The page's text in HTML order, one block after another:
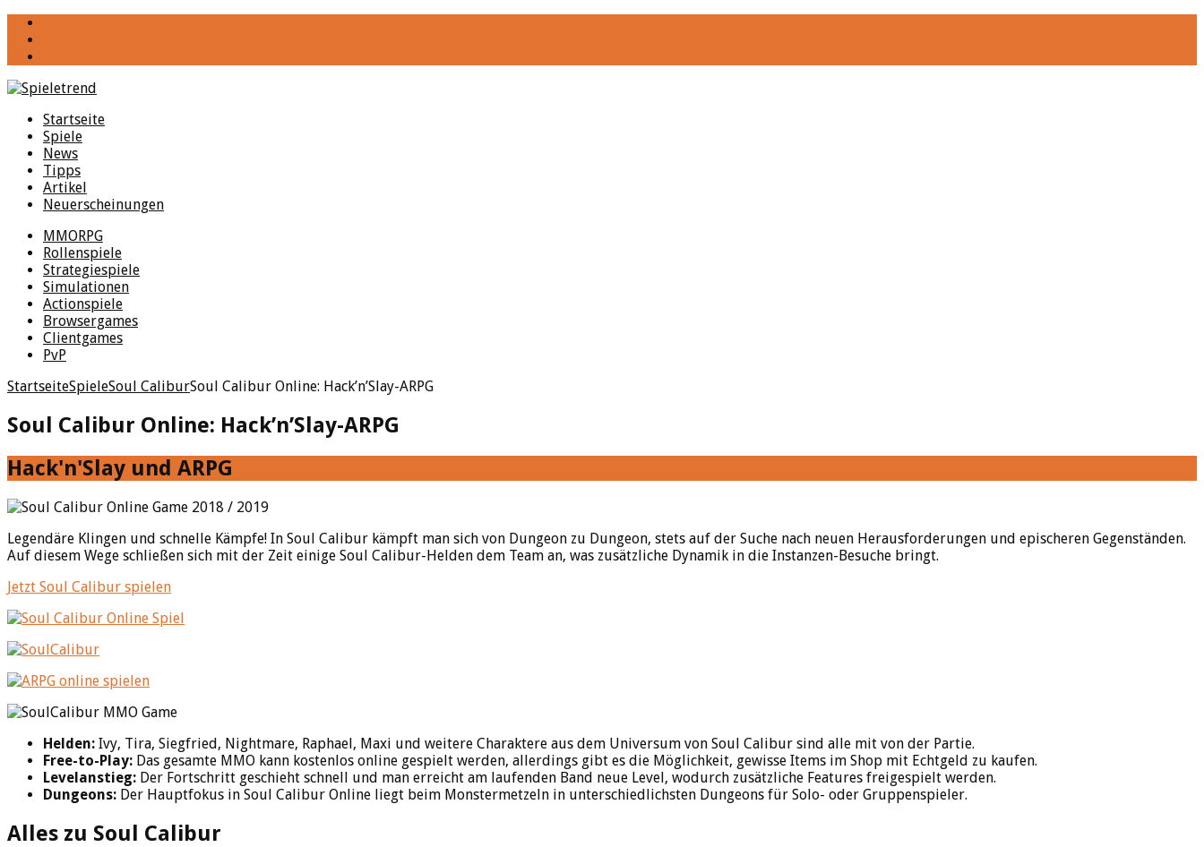
Startseite
Spiele
News
Tipps
Artikel
Neuerscheinungen
MMORPG
Rollenspiele
Strategiespiele
Simulationen
Actionspiele
Browsergames
Clientgames
PvP
StartseiteSpieleSoul CaliburSoul Calibur Online: Hack’n’Slay-ARPG
Soul Calibur Online: Hack’n’Slay-ARPG
Hack'n'Slay und ARPG
Legendäre Klingen und schnelle Kämpfe! In Soul Calibur kämpft man sich von Dungeon zu Dungeon, stets auf der Suche nach neuen Herausforderungen und epischeren Gegenständen.
Auf diesem Wege schließen sich mit der Zeit einige Soul Calibur-Helden dem Team an, was zusätzliche Dynamik in die Instanzen-Besuche bringt.
Jetzt Soul Calibur spielen
Helden: Ivy, Tira, Siegfried, Nightmare, Raphael, Maxi und weitere Charaktere aus dem Universum von Soul Calibur sind alle mit von der Partie.
Free-to-Play: Das gesamte MMO kann kostenlos online gespielt werden, allerdings gibt es die Möglichkeit, gewisse Items im Shop mit Echtgeld zu kaufen.
Levelanstieg: Der Fortschritt geschieht schnell und man erreicht am laufenden Band neue Level, wodurch zusätzliche Features freigespielt werden.
Dungeons: Der Hauptfokus in Soul Calibur Online liegt beim Monstermetzeln in unterschiedlichsten Dungeons für Solo- oder Gruppenspieler.
Alles zu Soul Calibur